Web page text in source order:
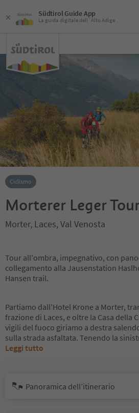
Südtirol Guide App
La guida digitale dell´Alto Adige
Ciclismo
Morterer Leger
Morter, Laces, Val Venosta
Tour all'ombra, impegnativo, con
collegamento alla Jausenstation
Hansen trail.
Partiamo dall'Hotel Krone a Morter,
frazione di Laces, e oltre la Casa della
vigili del fuoco giriamo a destra
sulla strada asfaltata. Tenendo la
Leggi tutto
Panoramica dell’itinerario